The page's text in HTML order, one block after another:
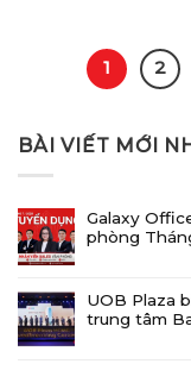
1 2
BÀI VIẾT MỚI
Galaxy
phòng
UOB Plaza
trung tâm